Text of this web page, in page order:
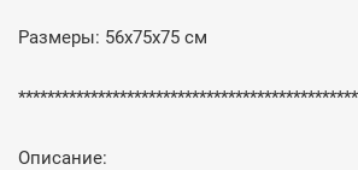
Размеры: 56х75х75 см
Описание: